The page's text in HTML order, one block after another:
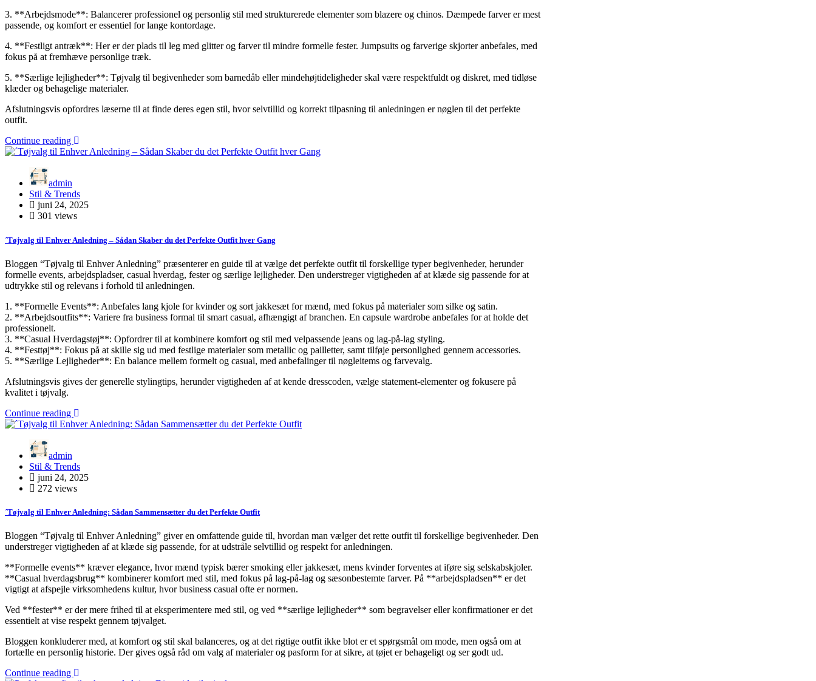
3. **Arbejdsmode**: Balancerer professionel og personlig stil med strukturerede elementer som blazere og chinos. Dæmpede farver er mest
passende, og komfort er essentiel for lange kontordage.
4. **Festligt antræk**: Her er der plads til leg med glitter og farver til mindre formelle fester. Jumpsuits og farverige skjorter anbefales, med
fokus på at fremhæve personlige træk.
5. **Særlige lejligheder**: Tøjvalg til begivenheder som barnedåb eller mindehøjtideligheder skal være respektfuldt og diskret, med tidløse
klæder og behagelige materialer.
Afslutningsvis opfordres læserne til at finde deres egen stil, hvor selvtillid og korrekt tilpasning til anledningen er nøglen til det perfekte
outfit.
Continue reading
admin
Stil & Trends
juni 24, 2025
301 views
´Tøjvalg til Enhver Anledning – Sådan Skaber du det Perfekte Outfit hver Gang
Bloggen “Tøjvalg til Enhver Anledning” præsenterer en guide til at vælge det perfekte outfit til forskellige typer begivenheder, herunder
formelle events, arbejdspladser, casual hverdag, fester og særlige lejligheder. Den understreger vigtigheden af at klæde sig passende for at
udtrykke stil og relevans i forhold til anledningen.
1. **Formelle Events**: Anbefales lang kjole for kvinder og sort jakkesæt for mænd, med fokus på materialer som silke og satin.
2. **Arbejdsoutfits**: Variere fra business formal til smart casual, afhængigt af branchen. En capsule wardrobe anbefales for at holde det
professionelt.
3. **Casual Hverdagstøj**: Opfordrer til at kombinere komfort og stil med velpassende jeans og lag-på-lag styling.
4. **Festtøj**: Fokus på at skille sig ud med festlige materialer som metallic og pailletter, samt tilføje personlighed gennem accessories.
5. **Særlige Lejligheder**: En balance mellem formelt og casual, med anbefalinger til nøgleitems og farvevalg.
Afslutningsvis gives der generelle stylingtips, herunder vigtigheden af at kende dresscoden, vælge statement-elementer og fokusere på
kvalitet i tøjvalg.
Continue reading
admin
Stil & Trends
juni 24, 2025
272 views
´Tøjvalg til Enhver Anledning: Sådan Sammen­sætter du det Perfekte Outfit
Bloggen “Tøjvalg til Enhver Anledning” giver en omfattende guide til, hvordan man vælger det rette outfit til forskellige begivenheder. Den
understreger vigtigheden af at klæde sig passende, for at udstråle selvtillid og respekt for anledningen.
**Formelle events** kræver elegance, hvor mænd typisk bærer smoking eller jakkesæt, mens kvinder forventes at iføre sig selskabskjoler.
**Casual hverdagsbrug** kombinerer komfort med stil, med fokus på lag-på-lag og sæsonbestemte farver. På **arbejdspladsen** er det
vigtigt at afspejle virksomhedens kultur, hvor business casual ofte er normen.
Ved **fester** er der mere frihed til at eksperimentere med stil, og ved **særlige lejligheder** som begravelser eller konfirmationer er det
essentielt at vise respekt gennem tøjvalget.
Bloggen konkluderer med, at komfort og stil skal balanceres, og at det rigtige outfit ikke blot er et spørgsmål om mode, men også om at
fortælle en personlig historie. Der gives også råd om valg af materialer og pasform for at sikre, at tøjet er behageligt og ser godt ud.
Continue reading